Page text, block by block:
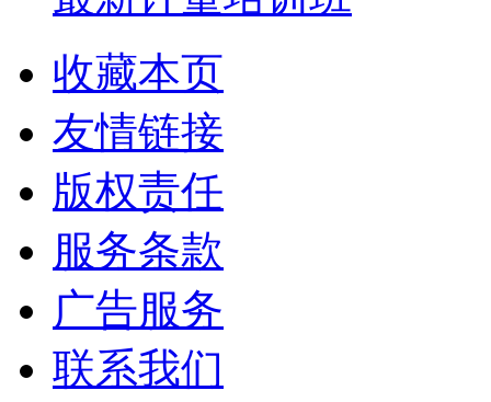
收藏本页
友情链接
版权责任
服务条款
广告服务
联系我们